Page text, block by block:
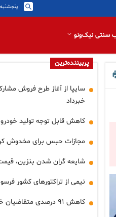
پنجشنبه ۱۵ مرداد ۱۴۰۵
سنتی نیک‌ونو
پربیننده‌ترین
خبرداد
کاهش قابل توجه تولید
مجازات حبس برای مخدوش
شایعه گران شدن بنزین، قیمت
نیمی از تراکتورهای کشور
کاهش ۹۱ درصدی متقاضیان خرید خودروهای ایرانخودرو